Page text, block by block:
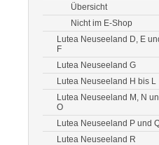
Übersicht
Nicht im E-Shop
Lutea Neuseeland D, E
F
Lutea Neuseeland G
Lutea Neuseeland H bis L
Lutea Neuseeland M, N
O
Lutea Neuseeland P und
Lutea Neuseeland R